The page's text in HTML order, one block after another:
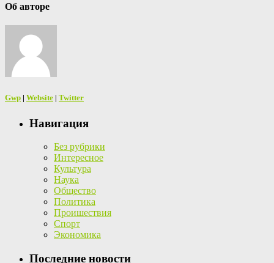
Об авторе
Gwp | Website | Twitter
Навигация
Без рубрики
Интересное
Культура
Наука
Общество
Политика
Проишествия
Спорт
Экономика
Последние новости